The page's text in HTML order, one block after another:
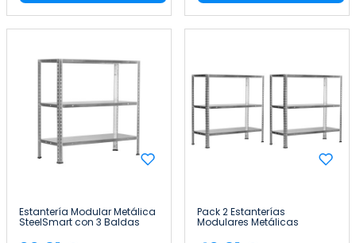
Estantería Modular Metálica
SteelSmart con 3 Baldas
Pack 2 Estanterías
Modulares Metálicas